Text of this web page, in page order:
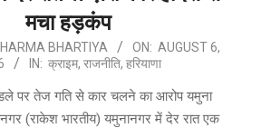
मचा हड़कंप
BHARTIYA ON: AUGUST 6,
IN: क्राइम, राजनीति, हरियाणा
पर तेज गति से कार चलने का आरोप यमुना
(राकेश भारतीय) यमुनानगर में देर रात एक